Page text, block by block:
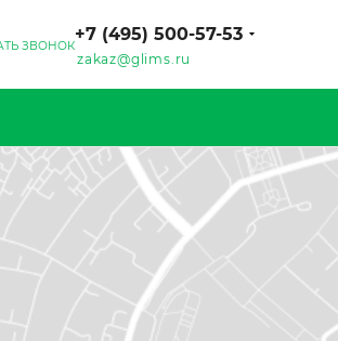
ЗВОНОК
+7 (495) 500-57-53
zakaz@glims.ru